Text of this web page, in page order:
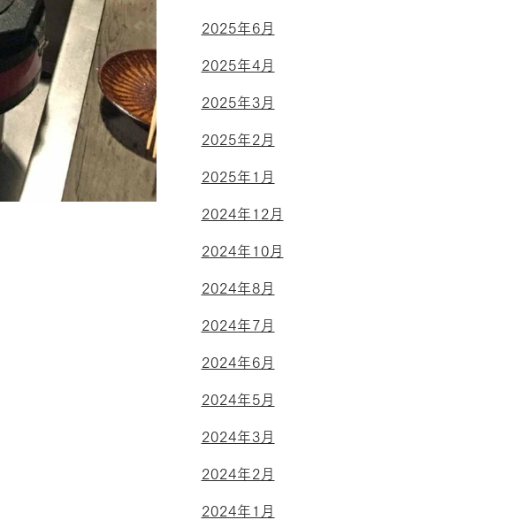
2025年6月
2025年4月
2025年3月
2025年2月
2025年1月
2024年12月
2024年10月
2024年8月
2024年7月
2024年6月
2024年5月
2024年3月
2024年2月
2024年1月